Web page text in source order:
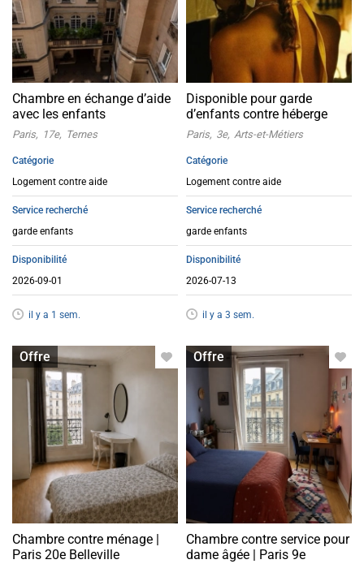
Chambre en échange d’aide
avec les enfants
Paris 17e Ternes
Catégorie
Logement contre aide
Service recherché
garde enfants
Disponibilité
2026-09-01
il y a 1 sem.
Disponible pour garde
d’enfants contre héberge
Paris 3e Arts-et-Métiers
Catégorie
Logement contre aide
Service recherché
garde enfants
Disponibilité
2026-07-13
il y a 3 sem.
Offre
Logement contre service
Chambre contre ménage |
Paris 20e Belleville
Offre
Logement contre service
Chambre contre service pour
dame âgée | Paris 9e